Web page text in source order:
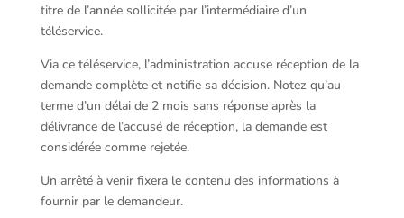
titre de l’année sollicitée par l’intermédiaire d’un
téléservice.
Via ce téléservice, l’administration accuse réception de la
demande complète et notifie sa décision. Notez qu’au
terme d’un délai de 2 mois sans réponse après la
délivrance de l’accusé de réception, la demande est
considérée comme rejetée.
Un arrêté à venir fixera le contenu des informations à
fournir par le demandeur.